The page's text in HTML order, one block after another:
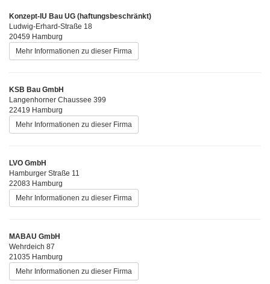
Konzept-IU Bau UG (haftungsbeschränkt)
Ludwig-Erhard-Straße 18
20459 Hamburg
Mehr Informationen zu dieser Firma
KSB Bau GmbH
Langenhorner Chaussee 399
22419 Hamburg
Mehr Informationen zu dieser Firma
LVO GmbH
Hamburger Straße 11
22083 Hamburg
Mehr Informationen zu dieser Firma
MABAU GmbH
Wehrdeich 87
21035 Hamburg
Mehr Informationen zu dieser Firma